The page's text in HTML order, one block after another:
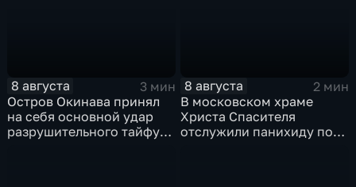
8 августа
3 мин
Остров Окинава принял
на себя основной удар
разрушительного тайфуна
8 августа
2 мин
В московском храме
Христа Спасителя
отслужили панихиду по